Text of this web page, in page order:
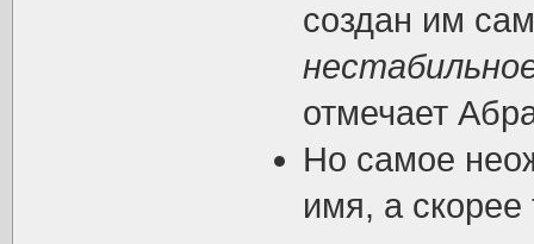
создан им
отмечает
Но самое
имя, а скорее